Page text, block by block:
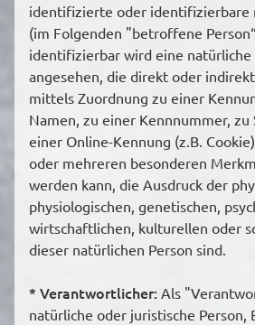
identifizierte oder identifizierbare
(im Folgenden "betroffene
identifizierbar wird eine natürliche
angesehen, die direkt oder
mittels Zuordnung zu einer
Namen, zu einer Kennnummer,
einer Online-Kennung (z.B.
oder mehreren besonderen
werden kann, die Ausdruck der
physiologischen, genetischen,
wirtschaftlichen, kulturellen oder
dieser natürlichen Person sind.
* Verantwortlicher: Als
natürliche oder juristische Person,